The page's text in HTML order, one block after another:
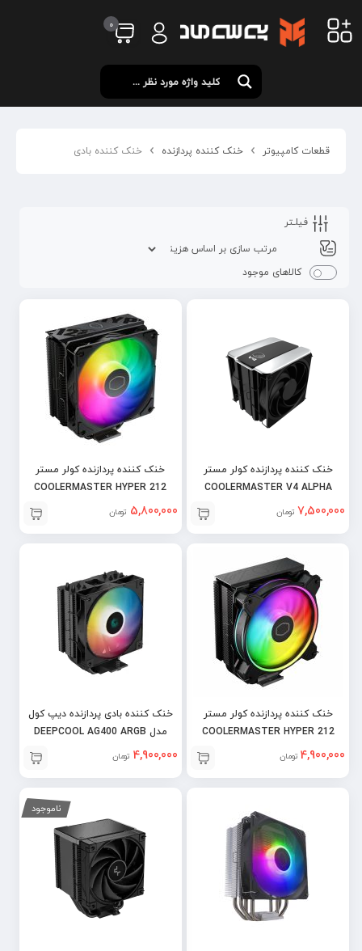
0
قطعات کامپیوتر خنک کننده پردازنده خنک کننده بادی
فیلـتر
کالاهای موجود
خنک کننده پردازنده کولر مستر
COOLERMASTER V4 ALPHA
7,500,000 تومان
خنک کننده پردازنده کولر مستر
COOLERMASTER HYPER 212
5,800,000 تومان
خنک کننده پردازنده کولر مستر
COOLERMASTER HYPER 212
HALO – BLACK4,900,000 تومان
خنک کننده بادی پردازنده دیپ کول
مدل DEEPCOOL AG400 ARGB
4,900,000 تومان
ناموجود